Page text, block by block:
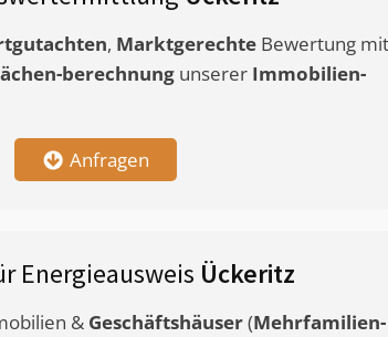
, Marktgerechte Bewertung
berechnung unserer Immobilien-
Anfragen
Energieausweis Ückeritz
& Geschäftshäuser(Mehrfamilien-